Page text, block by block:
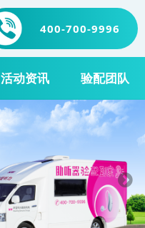
400-700-9996
活动资讯 验配团队